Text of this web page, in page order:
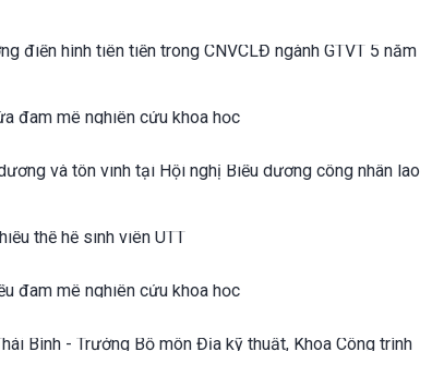
điển hình tiên tiến trong CNVCLĐ ngành GTVT 5 năm
đam mê nghiên cứu khoa học
Biểu dương công nhân lao
thế hệ sinh viên UTT
đam mê nghiên cứu khoa học
Bình - Trưởng Bộ môn Địa kỹ thuật, Khoa Công trình